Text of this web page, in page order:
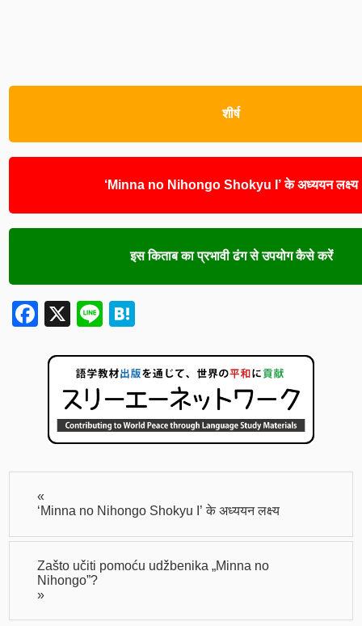
शीर्ष
‘Minna no Nihongo Shokyu I’ के अध्ययन लक्ष्य
इस किताब का प्रभावी ढंग से उपयोग कैसे करें
Facebook
X Line
«
‘Minna no Nihongo Shokyu I’ के अध्ययन लक्ष्य
Zašto učiti pomoću udžbenika „Minna no
Nihongo”?
»